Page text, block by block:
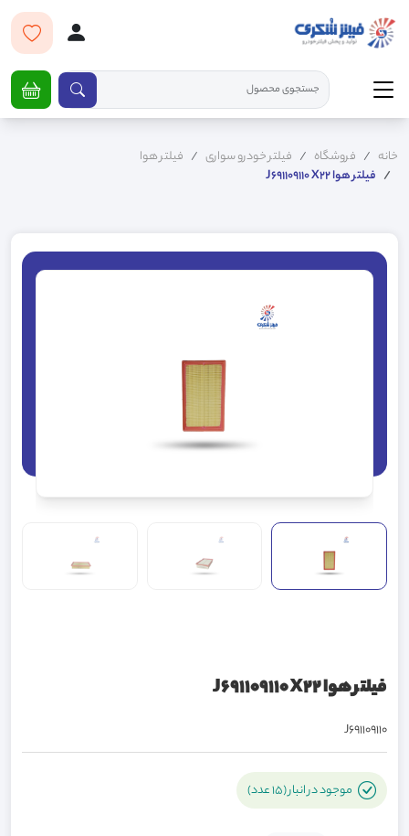
خانه فروشگاه فیلتر خودرو سواری
فیلتر هوا
فیلتر هوا J691109110 X22
فیلتر هوا J691109110 X22
J691109110
موجود در انبار (15 عدد)